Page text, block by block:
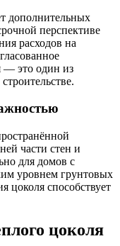
дополнительных
перспективе
расходов на
— это один из
части стен и
для домов с
уровнем грунтовых
цоколя способствует
цоколя